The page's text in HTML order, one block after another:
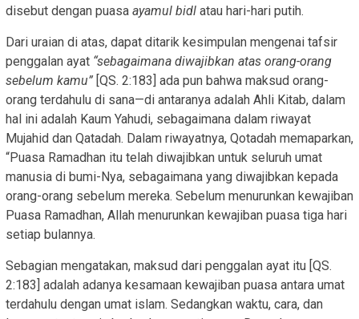
disebut dengan puasa ayamul bidl atau hari-hari putih.
Dari uraian di atas, dapat ditarik kesimpulan mengenai tafsir
penggalan ayat “sebagaimana diwajibkan atas orang-orang
sebelum kamu” [QS. 2:183] ada pun bahwa maksud orang-
orang terdahulu di sana—di antaranya adalah Ahli Kitab, dalam
hal ini adalah Kaum Yahudi, sebagaimana dalam riwayat
Mujahid dan Qatadah. Dalam riwayatnya, Qotadah memaparkan,
“Puasa Ramadhan itu telah diwajibkan untuk seluruh umat
manusia di bumi-Nya, sebagaimana yang diwajibkan kepada
orang-orang sebelum mereka. Sebelum menurunkan kewajiban
Puasa Ramadhan, Allah menurunkan kewajiban puasa tiga hari
setiap bulannya.
Sebagian mengatakan, maksud dari penggalan ayat itu [QS.
2:183] adalah adanya kesamaan kewajiban puasa antara umat
terdahulu dengan umat islam. Sedangkan waktu, cara, dan